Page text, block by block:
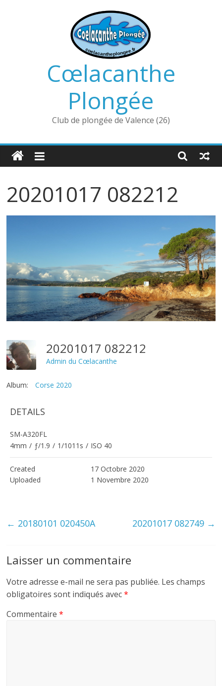
Cœlacanthe
Plongée
Club de plongée de Valence (26)
20201017 082212
20201017 082212
Admin du Cœlacanthe
Album: Corse 2020
DETAILS
SM-A320FL
4mm / ƒ/1.9 / 1/1011s / ISO 40
Created
17 Octobre 2020
Uploaded
1 Novembre 2020
← 20180101 020450A 20201017 082749 →
Laisser un commentaire
Votre adresse e-mail ne sera pas publiée. Les champs
obligatoires sont indiqués avec*
Commentaire*